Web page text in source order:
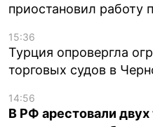
приостановил работу
15:36
Турция опровергла
торговых судов в
14:56
В РФ арестовали